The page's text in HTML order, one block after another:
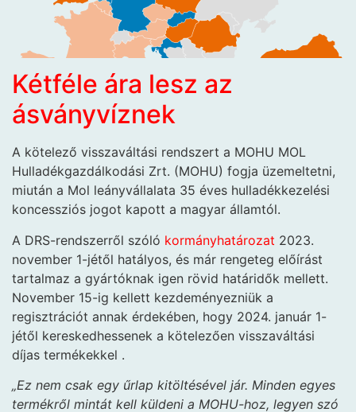
Kétféle ára lesz az
ásványvíznek
A kötelező visszaváltási rendszert a MOHU MOL
Hulladékgazdálkodási Zrt. (MOHU) fogja üzemeltetni,
miután a Mol leányvállalata 35 éves hulladékkezelési
koncessziós jogot kapott a magyar államtól.
A DRS-rendszerről szóló kormányhatározat 2023.
november 1-jétől hatályos, és már rengeteg előírást
tartalmaz a gyártóknak igen rövid határidők mellett.
November 15-ig kellett kezdeményezniük a
regisztrációt annak érdekében, hogy 2024. január 1-
jétől kereskedhessenek a kötelezően visszaváltási
díjas termékekkel .
„Ez nem csak egy űrlap kitöltésével jár. Minden egyes
termékről mintát kell küldeni a MOHU-hoz, legyen szó